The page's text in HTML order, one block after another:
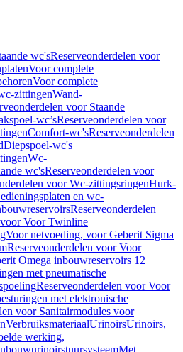
wc'sReserveonderdelen voor
Voor complete
Voor complete
zittingenWand-
voor Staande
wc’sReserveonderdelen voor
Comfort-wc'sReserveonderdelen
Diepspoel-wc's
Wc-
wc'sReserveonderdelen voor
voor Wc-zittingsringenHurk-
en wc-
Reserveonderdelen
Voor Twinline
Voor netvoeding, voor Geberit Sigma
Reserveonderdelen voor Voor
Omega inbouwreservoirs 12
met pneumatische
Reserveonderdelen voor Voor
met elektronische
voor Sanitairmodules voor
VerbruiksmateriaalUrinoirsUrinoirs,
werking,
Met